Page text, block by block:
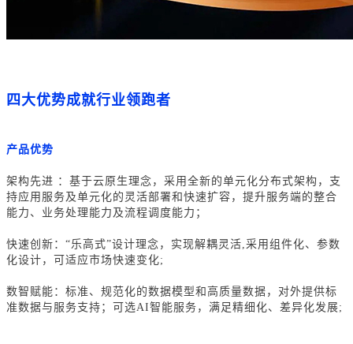
四大优势成就行业领跑者
产品优势
架构先进 ： 基于云原生理念，采用全新的单元化分布式架构，支
持应用服务及单元化的灵活部署和快速扩容，提升服务端的整合
能力、业务处理能力及流程调度能力；
快速创新： “乐高式”设计理念，实现解耦灵活,采用组件化、参数
化设计，可适应市场快速变化;
数智赋能： 标准、规范化的数据模型和高质量数据，对外提供标
准数据与服务支持；可选AI智能服务，满足精细化、差异化发展;